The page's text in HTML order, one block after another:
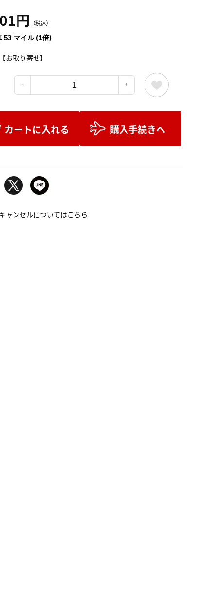
円 （税込）
53 マイル (1倍)
お取り寄せ】
カートに入れる 購入手続きへ
ャンセルについてはこちら